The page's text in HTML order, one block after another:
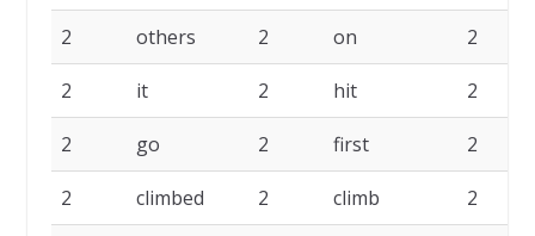
2 others 2 on 2
2 it 2 hit 2
2 go 2 first 2
2 climbed 2 climb 2